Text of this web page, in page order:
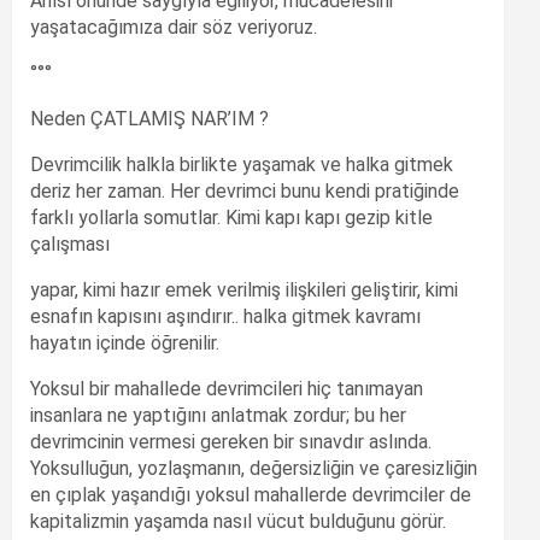
yaşatacağımıza dair söz veriyoruz.
°°°
Neden ÇATLAMIŞ NAR’IM ?
Devrimcilik halkla birlikte yaşamak ve halka gitmek
deriz her zaman. Her devrimci bunu kendi pratiğinde
farklı yollarla somutlar. Kimi kapı kapı gezip kitle
çalışması
yapar, kimi hazır emek verilmiş ilişkileri geliştirir, kimi
esnafın kapısını aşındırır.. halka gitmek kavramı
hayatın içinde öğrenilir.
Yoksul bir mahallede devrimcileri hiç tanımayan
insanlara ne yaptığını anlatmak zordur; bu her
devrimcinin vermesi gereken bir sınavdır aslında.
Yoksulluğun, yozlaşmanın, değersizliğin ve çaresizliğin
en çıplak yaşandığı yoksul mahallerde devrimciler de
kapitalizmin yaşamda nasıl vücut bulduğunu görür.